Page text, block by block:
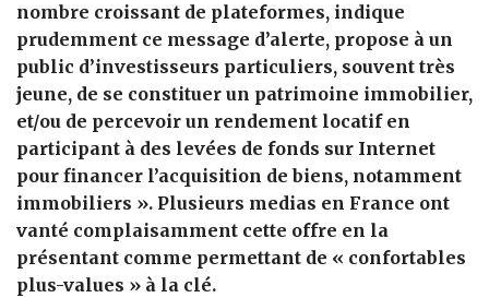
nombre croissant de plateformes, indique
prudemment ce message d’alerte, propose à un
public d’investisseurs particuliers, souvent très
jeune, de se constituer un patrimoine immobilier,
et/ou de percevoir un rendement locatif en
participant à des levées de fonds sur Internet
pour financer l’acquisition de biens, notamment
immobiliers ». Plusieurs medias en France ont
vanté complaisamment cette offre en la
présentant comme permettant de « confortables
plus-values » à la clé.